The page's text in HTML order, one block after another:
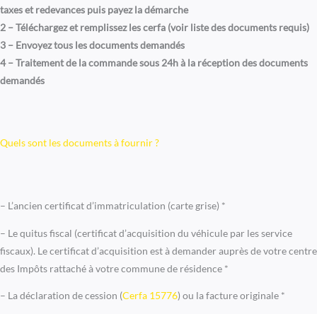
taxes et redevances puis payez la démarche
2 – Téléchargez et remplissez les cerfa (voir liste des documents requis)
3 – Envoyez tous les documents demandés
4 – Traitement de la commande sous 24h à la réception des documents
demandés
Quels sont les documents à fournir ?
– L’ancien certificat d’immatriculation (carte grise) *
– Le quitus fiscal (certificat d’acquisition du véhicule par les service
fiscaux). Le certificat d’acquisition est à demander auprès de votre centre
des Impôts rattaché à votre commune de résidence *
– La déclaration de cession (Cerfa 15776) ou la facture originale *